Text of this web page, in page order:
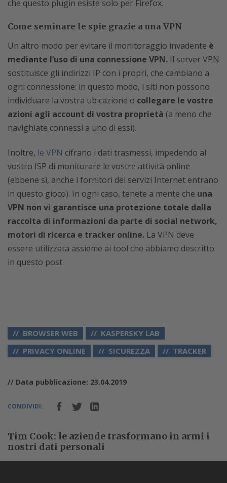
che questo plugin esiste solo per Firefox.
Come seminare le spie grazie a una VPN
Un altro modo per evitare il monitoraggio invadente è
mediante l’uso di una connessione VPN. Il server VPN
sostituisce gli indirizzi IP con i propri, che cambiano a
ogni connessione: in questo modo, i siti non possono
individuare la vostra ubicazione o collegare le vostre
azioni agli account di vostra proprietà (a meno che
navighiate connessi a uno di essi).
Inoltre, le VPN cifrano i dati trasmessi, impedendo al
vostro ISP di monitorare le vostre attività online
(ebbene sì, anche i fornitori dei servizi Internet entrano
in questo gioco). In ogni caso, tenete a mente che una
VPN non vi garantisce una protezione totale dalla
raccolta di informazioni da parte di social network,
motori di ricerca e tracker online. La VPN deve
essere utilizzata assieme ai tool che abbiamo descritto
in questo post.
BROWSER WEB
KASPERSKY LAB
PRIVACY ONLINE
SICUREZZA TRACKER
// Data pubblicazione: 23.04.2019
CONDIVIDI:
Tim Cook: le aziende trasformano in armi i
nostri dati personali